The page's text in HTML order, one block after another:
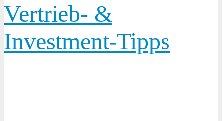
Vertrieb- &
Investment-Tipps